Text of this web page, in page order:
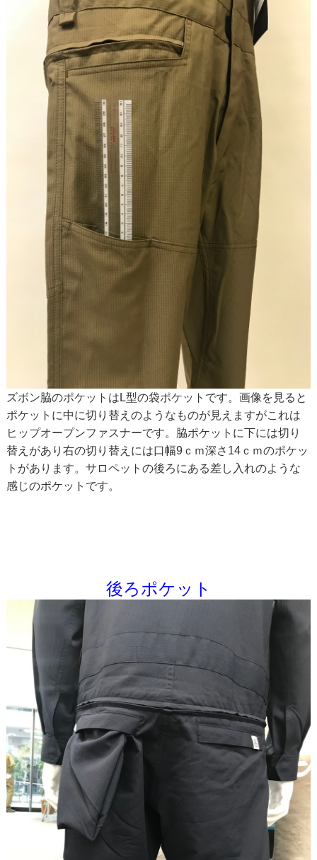
ズボン脇のポケットはL型の袋ポケットです。画像を見ると
ポケットに中に切り替えのようなものが見えますがこれは
ヒップオープンファスナーです。脇ポケットに下には切り
替えがあり右の切り替えには口幅9ｃｍ深さ14ｃｍのポケッ
トがあります。サロペットの後ろにある差し入れのような
感じのポケットです。
後ろポケット